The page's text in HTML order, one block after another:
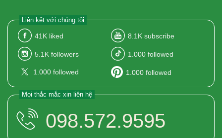
Liên kết với chúng tôi
41K liked 8.1K subscribe
5.1K followers 1.000 followed
1.000 followed 1.000 followed
Mọi thắc mắc xin liên hệ
098.572.9595